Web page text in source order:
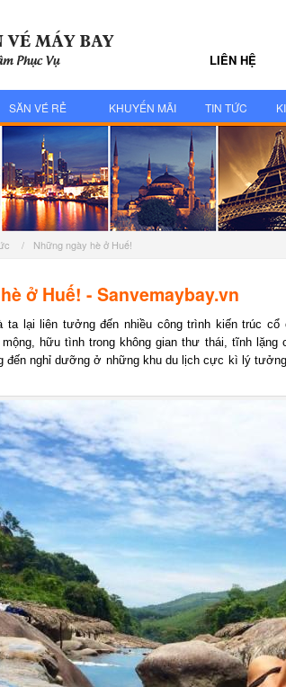
LIÊN HỆ
SĂN VÉ RẺ KHUYẾN MÃI TIN TỨC
/ Những ngày hè ở Huế!
ở Huế! - Sanvemaybay.vn
ta lại liên tưởng đến nhiều công trình kiến trúc cổ
hữu tình trong không gian thư thái, tĩnh lặng
nghỉ dưỡng ở những khu du lịch cực kì lý tưởng